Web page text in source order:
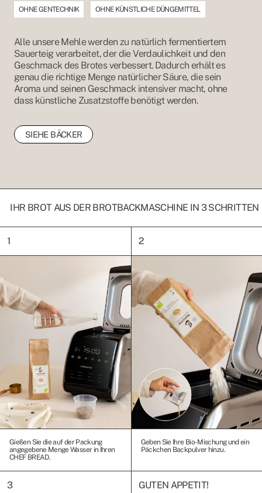
OHNE GENTECHNIK OHNE KÜNSTLICHE DÜNGEMITTEL
Alle unsere Mehle werden zu natürlich fermentiertem
Sauerteig verarbeitet, der die Verdaulichkeit und den
Geschmack des Brotes verbessert. Dadurch erhält es
genau die richtige Menge natürlicher Säure, die sein
Aroma und seinen Geschmack intensiver macht, ohne
dass künstliche Zusatzstoffe benötigt werden.
SIEHE BÄCKER
IHR BROT AUS DER BROTBACKMASCHINE IN 3 SCHRITTEN
1
Gießen Sie die auf der Packung
angegebene Menge Wasser in Ihren
CHEF BREAD.
2
Geben Sie Ihre Bio-Mischung und ein
Päckchen Backpulver hinzu.
3 GUTEN APPETIT!